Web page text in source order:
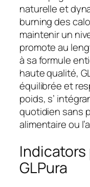
naturelle et
burning des
maintenir un
promote au
à sa formule
haute qualité,
équilibrée et
poids, s’
quotidien sans
alimentaire ou
Indicators
GLPura